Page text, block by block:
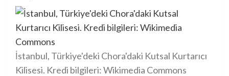
İstanbul, Türkiye'deki Chora'daki Kutsal Kurtarıcı
Kilisesi. Kredi bilgileri: Wikimedia Commons